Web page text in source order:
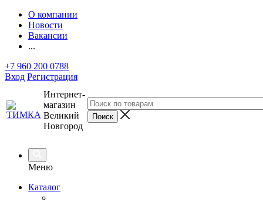
О компании
Новости
Вакансии
...
+7 960 200 0788
Вход Регистрация
Интернет-
магазин
Великий
Новгород
Меню
Каталог